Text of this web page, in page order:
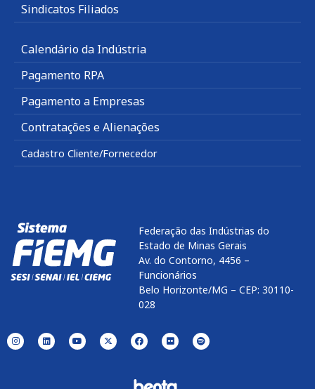
Sindicatos Filiados
Calendário da Indústria
Pagamento RPA
Pagamento a Empresas
Contratações e Alienações
Cadastro Cliente/Fornecedor
Federação das Indústrias do
Estado de Minas Gerais
Av. do Contorno, 4456 –
Funcionários
Belo Horizonte/MG – CEP: 30110-
028